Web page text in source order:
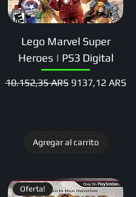
Lego Marvel Super
Heroes | PS3 Digital
Precio
10.152,35 ARS Precio de
9137,12 ARS
Agregar al carrito
Oferta!